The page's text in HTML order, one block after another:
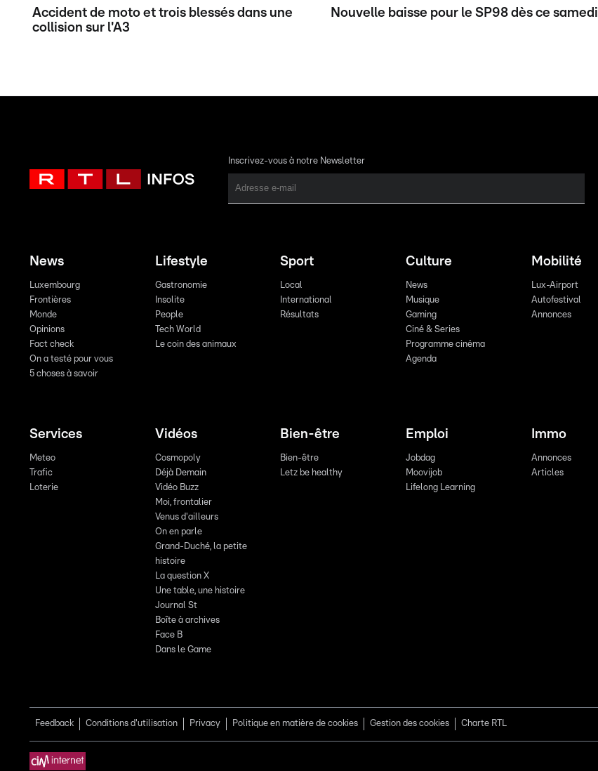
Accident de moto et trois blessés dans une
collision sur l'A3
Nouvelle baisse pour le SP98 dès ce samedi
Inscrivez-vous à notre Newsletter
News
Luxembourg
Frontières
Monde
Opinions
Fact check
On a testé pour vous
5 choses à savoir
Lifestyle
Gastronomie
Insolite
People
Tech World
Le coin des animaux
Sport
Local
International
Résultats
Culture
News
Musique
Gaming
Ciné & Series
Programme cinéma
Agenda
Mobilité
Lux-Airport
Autofestival
Annonces
Services
Meteo
Trafic
Loterie
Vidéos
Cosmopoly
Déjà Demain
Vidéo Buzz
Moi, frontalier
Venus d'ailleurs
On en parle
Grand-Duché, la petite
histoire
La question X
Une table, une histoire
Journal St
Boîte à archives
Face B
Dans le Game
Bien-être
Bien-être
Letz be healthy
Emploi
Jobdag
Moovijob
Lifelong Learning
Immo
Annonces
Articles
Feedback Conditions d'utilisation Privacy Politique en matière de cookies Gestion des cookies Charte RTL